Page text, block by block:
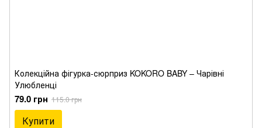
Колекційна фігурка-сюрприз KOKORO BABY – Чарівні
Улюбленці
79.0 грн 115.0 грн
Купити